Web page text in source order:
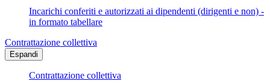
Incarichi conferiti e autorizzati ai dipendenti (dirigenti e non) -
in formato tabellare
Contrattazione collettiva
Espandi
Contrattazione collettiva